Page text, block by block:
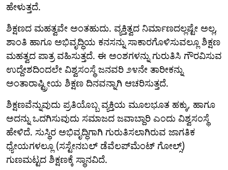
ಹೇಳುತ್ತದೆ.
ಶಿಕ್ಷಣದ ಮಹತ್ವವೇ ಅಂತಹುದು. ವ್ಯಕ್ತಿತ್ವದ ನಿರ್ಮಾಣದಲ್ಲಷ್ಟೇ ಅಲ್ಲ,
ಶಾಂತಿ ಹಾಗೂ ಅಭಿವೃದ್ಧಿಯ ಕನಸನ್ನು ಸಾಕಾರಗೊಳಿಸುವಲ್ಲೂ ಶಿಕ್ಷಣ
ಮಹತ್ವದ ಪಾತ್ರ ವಹಿಸುತ್ತದೆ. ಈ ಅಂಶಗಳನ್ನು ಗುರುತಿಸಿ ಗೌರವಿಸುವ
ಉದ್ದೇಶದಿಂದಲೇ ವಿಶ್ವಸಂಸ್ಥೆ ಜನವರಿ ೨೪ನೇ ತಾರೀಕನ್ನು
ಅಂತಾರಾಷ್ಟ್ರೀಯ ಶಿಕ್ಷಣ ದಿನವನ್ನಾಗಿ ಆಚರಿಸುತ್ತದೆ.
ಶಿಕ್ಷಣವೆನ್ನುವುದು ಪ್ರತಿಯೊಬ್ಬ ವ್ಯಕ್ತಿಯ ಮೂಲಭೂತ ಹಕ್ಕು, ಹಾಗೂ
ಅದನ್ನು ಒದಗಿಸುವುದು ಸಮಾಜದ ಜವಾಬ್ದಾರಿ ಎಂದು ವಿಶ್ವಸಂಸ್ಥೆ
ಹೇಳಿದೆ. ಸುಸ್ಥಿರ ಅಭಿವೃದ್ಧಿಗಾಗಿ ಗುರುತಿಸಲಾಗಿರುವ ಜಾಗತಿಕ
ಧ್ಯೇಯಗಳಲ್ಲೂ (ಸಸ್ಟೇನಬಲ್ ಡೆವೆಲಪ್‌ಮೆಂಟ್ ಗೋಲ್ಸ್)
ಗುಣಮಟ್ಟದ ಶಿಕ್ಷಣಕ್ಕೆ ಸ್ಥಾನವಿದೆ.